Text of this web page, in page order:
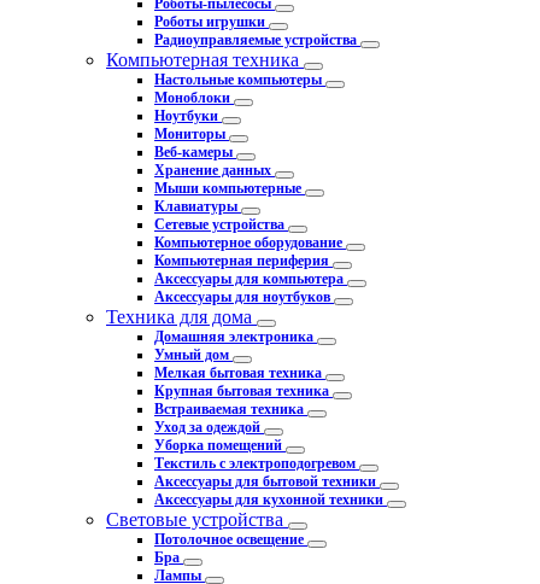
Роботы-пылесосы
Роботы игрушки
Радиоуправляемые устройства
Компьютерная техника
Настольные компьютеры
Моноблоки
Ноутбуки
Мониторы
Веб-камеры
Хранение данных
Мыши компьютерные
Клавиатуры
Сетевые устройства
Компьютерное оборудование
Компьютерная периферия
Аксессуары для компьютера
Аксессуары для ноутбуков
Техника для дома
Домашняя электроника
Умный дом
Мелкая бытовая техника
Крупная бытовая техника
Встраиваемая техника
Уход за одеждой
Уборка помещений
Текстиль с электроподогревом
Аксессуары для бытовой техники
Аксессуары для кухонной техники
Световые устройства
Потолочное освещение
Бра
Лампы